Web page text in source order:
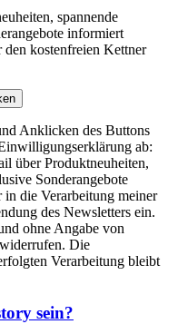
spannende
informiert
kostenfreien Kettner
Anklicken des Buttons
ab:
über Produktneuheiten,
Sonderangebote
die Verarbeitung meiner
des Newsletters ein.
ohne Angabe von
Die
Verarbeitung bleibt
sein?